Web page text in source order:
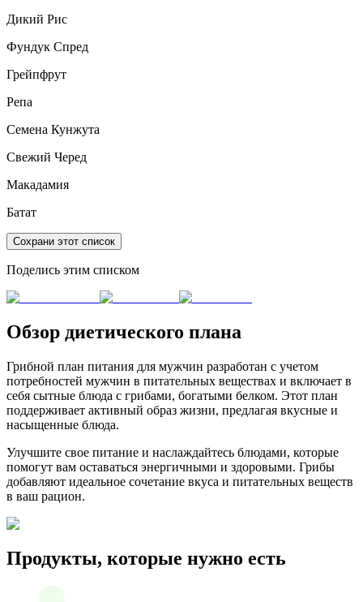
Дикий Рис
Фундук Спред
Грейпфрут
Репа
Семена Кунжута
Свежий Черед
Макадамия
Батат
Сохрани этот список
Поделись этим списком
Обзор диетического плана
Грибной план питания для мужчин разработан с учетом
потребностей мужчин в питательных веществах и включает в
себя сытные блюда с грибами, богатыми белком. Этот план
поддерживает активный образ жизни, предлагая вкусные и
насыщенные блюда.
Улучшите свое питание и наслаждайтесь блюдами, которые
помогут вам оставаться энергичными и здоровыми. Грибы
добавляют идеальное сочетание вкуса и питательных веществ
в ваш рацион.
Продукты, которые нужно есть